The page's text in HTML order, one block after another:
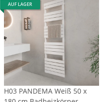
AUF LAGER
H03 PANDEMA Weiß 50 x